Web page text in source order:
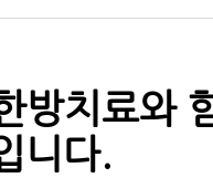
방치료와
니다.